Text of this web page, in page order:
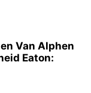
Van Alphen
Eaton: